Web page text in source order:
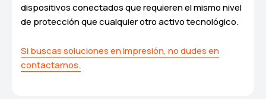
dispositivos conectados que requieren el mismo nivel
de protección que cualquier otro activo tecnológico.
Si buscas soluciones en impresión, no dudes en
contactarnos.